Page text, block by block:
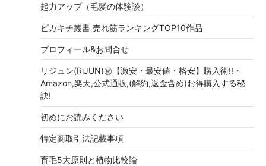
起力アップ（毛髪の体験談）
ピカキチ叢書 売れ筋ランキングTOP10作品
プロフィール&お問合せ
リジュン(RiJUN)㊙【激安・最安値・格安】購入術!!・
Amazon,楽天,公式通販,(解約,返金含め)お得購入する秘
訣!
初めにお読みください
特定商取引法記載事項
育毛5大原則と植物比較論